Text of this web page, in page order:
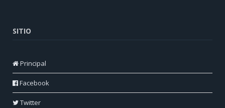
SITIO
Principal
Facebook
Twitter